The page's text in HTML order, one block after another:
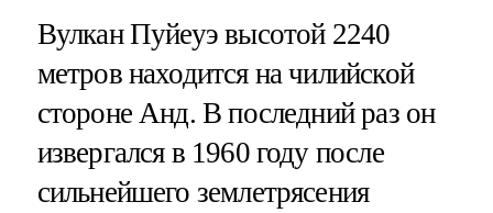
Вулкан Пуйеуэ высотой 2240
метров находится на чилийской
стороне Анд. В последний раз он
извергался в 1960 году после
сильнейшего землетрясения